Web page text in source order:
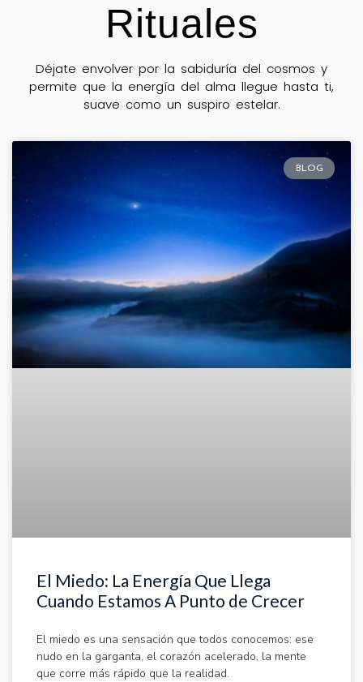
Rituales
Déjate envolver por la sabiduría del cosmos y
permite que la energía del alma llegue hasta ti,
suave como un suspiro estelar.
BLOG
El Miedo: La Energía Que Llega
Cuando Estamos A Punto de Crecer
El miedo es una sensación que todos conocemos: ese
nudo en la garganta, el corazón acelerado, la mente
que corre más rápido que la realidad.